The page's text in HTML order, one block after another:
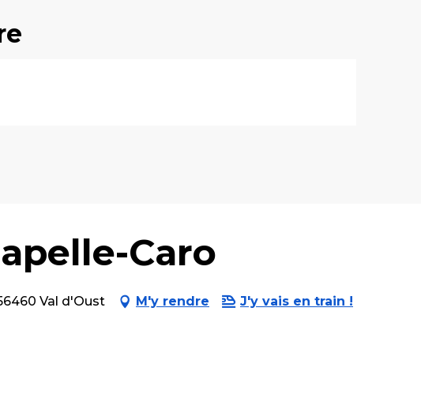
Caro
Val d'Oust M'y rendre J'y vais en train !